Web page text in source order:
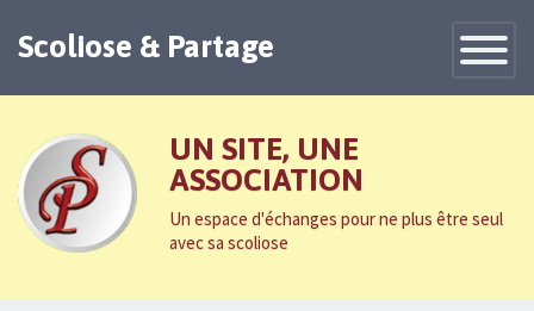
Toggle
Scoliose & Partage
UN SITE, UNE
ASSOCIATION
Un espace d'échanges pour ne plus être seul
avec sa scoliose